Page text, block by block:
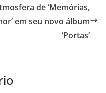
de ‘Memórias,
em seu novo álbum
‘Portas’